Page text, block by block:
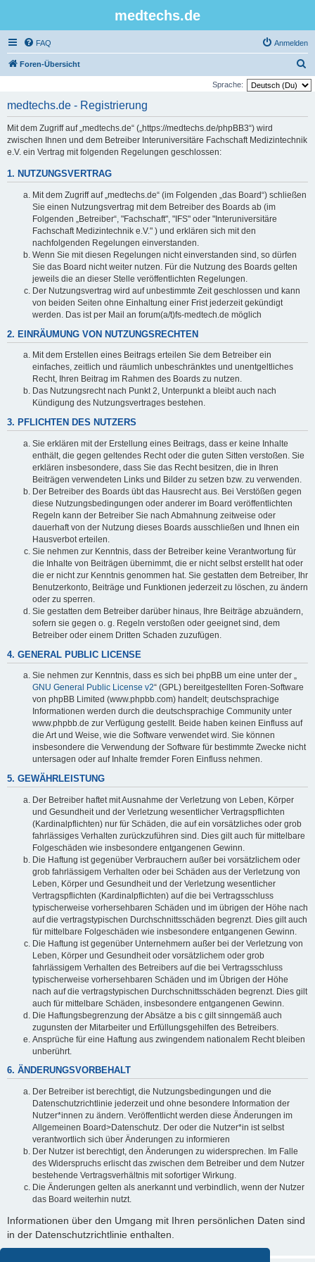
medtechs.de
FAQ Anmelden
Foren-Übersicht
u
Sprache:
medtechs.de - Registrierung
Mit dem Zugriff auf „medtechs.de“ („https://medtechs.de/phpBB3“) wird
zwischen Ihnen und dem Betreiber Interuniversitäre Fachschaft Medizintechnik
e.V. ein Vertrag mit folgenden Regelungen geschlossen:
1. NUTZUNGSVERTRAG
Mit dem Zugriff auf „medtechs.de“ (im Folgenden „das Board“) schließen
Sie einen Nutzungsvertrag mit dem Betreiber des Boards ab (im
Folgenden „Betreiber“, "Fachschaft", "IFS" oder "Interuniversitäre
Fachschaft Medizintechnik e.V." ) und erklären sich mit den
nachfolgenden Regelungen einverstanden.
Wenn Sie mit diesen Regelungen nicht einverstanden sind, so dürfen
Sie das Board nicht weiter nutzen. Für die Nutzung des Boards gelten
jeweils die an dieser Stelle veröffentlichten Regelungen.
Der Nutzungsvertrag wird auf unbestimmte Zeit geschlossen und kann
von beiden Seiten ohne Einhaltung einer Frist jederzeit gekündigt
werden. Das ist per Mail an forum(a/t)fs-medtech.de möglich
2. EINRÄUMUNG VON NUTZUNGSRECHTEN
Mit dem Erstellen eines Beitrags erteilen Sie dem Betreiber ein
einfaches, zeitlich und räumlich unbeschränktes und unentgeltliches
Recht, Ihren Beitrag im Rahmen des Boards zu nutzen.
Das Nutzungsrecht nach Punkt 2, Unterpunkt a bleibt auch nach
Kündigung des Nutzungsvertrages bestehen.
3. PFLICHTEN DES NUTZERS
Sie erklären mit der Erstellung eines Beitrags, dass er keine Inhalte
enthält, die gegen geltendes Recht oder die guten Sitten verstoßen. Sie
erklären insbesondere, dass Sie das Recht besitzen, die in Ihren
Beiträgen verwendeten Links und Bilder zu setzen bzw. zu verwenden.
Der Betreiber des Boards übt das Hausrecht aus. Bei Verstößen gegen
diese Nutzungsbedingungen oder anderer im Board veröffentlichten
Regeln kann der Betreiber Sie nach Abmahnung zeitweise oder
dauerhaft von der Nutzung dieses Boards ausschließen und Ihnen ein
Hausverbot erteilen.
Sie nehmen zur Kenntnis, dass der Betreiber keine Verantwortung für
die Inhalte von Beiträgen übernimmt, die er nicht selbst erstellt hat oder
die er nicht zur Kenntnis genommen hat. Sie gestatten dem Betreiber, Ihr
Benutzerkonto, Beiträge und Funktionen jederzeit zu löschen, zu ändern
oder zu sperren.
Sie gestatten dem Betreiber darüber hinaus, Ihre Beiträge abzuändern,
sofern sie gegen o. g. Regeln verstoßen oder geeignet sind, dem
Betreiber oder einem Dritten Schaden zuzufügen.
4. GENERAL PUBLIC LICENSE
Sie nehmen zur Kenntnis, dass es sich bei phpBB um eine unter der „
GNU General Public License v2“ (GPL) bereitgestellten Foren-Software
von phpBB Limited (www.phpbb.com) handelt; deutschsprachige
Informationen werden durch die deutschsprachige Community unter
www.phpbb.de zur Verfügung gestellt. Beide haben keinen Einfluss auf
die Art und Weise, wie die Software verwendet wird. Sie können
insbesondere die Verwendung der Software für bestimmte Zwecke nicht
untersagen oder auf Inhalte fremder Foren Einfluss nehmen.
5. GEWÄHRLEISTUNG
Der Betreiber haftet mit Ausnahme der Verletzung von Leben, Körper
und Gesundheit und der Verletzung wesentlicher Vertragspflichten
(Kardinalpflichten) nur für Schäden, die auf ein vorsätzliches oder grob
fahrlässiges Verhalten zurückzuführen sind. Dies gilt auch für mittelbare
Folgeschäden wie insbesondere entgangenen Gewinn.
Die Haftung ist gegenüber Verbrauchern außer bei vorsätzlichem oder
grob fahrlässigem Verhalten oder bei Schäden aus der Verletzung von
Leben, Körper und Gesundheit und der Verletzung wesentlicher
Vertragspflichten (Kardinalpflichten) auf die bei Vertragsschluss
typischerweise vorhersehbaren Schäden und im übrigen der Höhe nach
auf die vertragstypischen Durchschnittsschäden begrenzt. Dies gilt auch
für mittelbare Folgeschäden wie insbesondere entgangenen Gewinn.
Die Haftung ist gegenüber Unternehmern außer bei der Verletzung von
Leben, Körper und Gesundheit oder vorsätzlichem oder grob
fahrlässigem Verhalten des Betreibers auf die bei Vertragsschluss
typischerweise vorhersehbaren Schäden und im Übrigen der Höhe
nach auf die vertragstypischen Durchschnittsschäden begrenzt. Dies gilt
auch für mittelbare Schäden, insbesondere entgangenen Gewinn.
Die Haftungsbegrenzung der Absätze a bis c gilt sinngemäß auch
zugunsten der Mitarbeiter und Erfüllungsgehilfen des Betreibers.
Ansprüche für eine Haftung aus zwingendem nationalem Recht bleiben
unberührt.
6. ÄNDERUNGSVORBEHALT
Der Betreiber ist berechtigt, die Nutzungsbedingungen und die
Datenschutzrichtlinie jederzeit und ohne besondere Information der
Nutzer*innen zu ändern. Veröffentlicht werden diese Änderungen im
Allgemeinen Board>Datenschutz. Der oder die Nutzer*in ist selbst
verantwortlich sich über Änderungen zu informieren
Der Nutzer ist berechtigt, den Änderungen zu widersprechen. Im Falle
des Widerspruchs erlischt das zwischen dem Betreiber und dem Nutzer
bestehende Vertragsverhältnis mit sofortiger Wirkung.
Die Änderungen gelten als anerkannt und verbindlich, wenn der Nutzer
das Board weiterhin nutzt.
Informationen über den Umgang mit Ihren persönlichen Daten sind
in der Datenschutzrichtlinie enthalten.